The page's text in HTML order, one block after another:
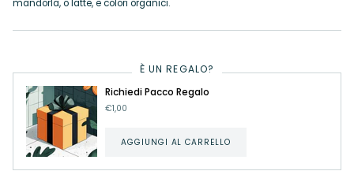
mandorla, o latte, e colori organici.
È UN REGALO?
Richiedi Pacco Regalo
€1,00
AGGIUNGI AL CARRELLO